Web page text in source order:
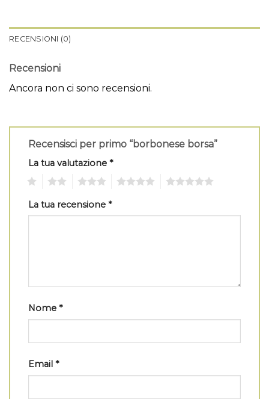
RECENSIONI (0)
Recensioni
Ancora non ci sono recensioni.
Recensisci per primo “borbonese borsa”
La tua valutazione *
La tua recensione *
Nome *
Email *